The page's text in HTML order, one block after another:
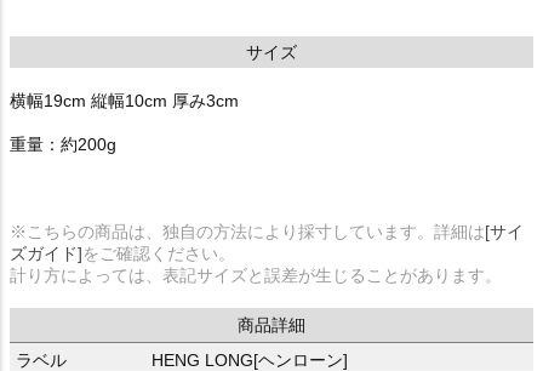
サイズ
横幅19cm 縦幅10cm 厚み3cm
重量：約200g
※こちらの商品は、独自の方法により採寸しています。詳細は[サイ
ズガイド]をご確認ください。
計り方によっては、表記サイズと誤差が生じることがあります。
商品詳細
ラベル
HENG LONG[ヘンローン]